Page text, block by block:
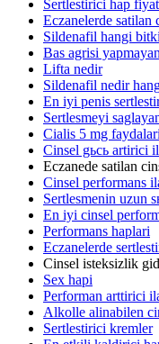
Sertlestirici hap
Eczanelerde satilan
Sildenafil hangi
Bas agrisi
Lifta nedir
Sildenafil nedir
En iyi penis
Sertlesmeyi
Cialis 5 mg
Cinsel gьcь artirici
Eczanede satilan
Cinsel performans
Sertlesmenin uzun
En iyi cinsel
Performans haplari
Eczanelerde
Cinsel isteksizlik
Sex hapi
Performan arttirici
Alkolle alinabilen
Sertlestirici kremler